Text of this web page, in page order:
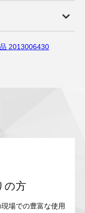
2013006430
の方
場での豊富な使用